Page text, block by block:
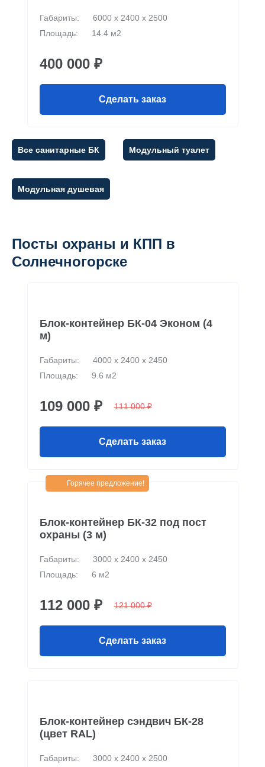
Габариты:
6000 х 2400 х 2500
Площадь:
14.4 м2
400 000 ₽
Сделать заказ
Все санитарные БК Модульный туалет
Модульная душевая
Посты охраны и КПП в
Солнечногорске
Блок-контейнер БК-04 Эконом (4
м)
Габариты:
4000 х 2400 х 2450
Площадь:
9.6 м2
109 000 ₽ 111 000 ₽
Сделать заказ
Горячее предложение!
Блок-контейнер БК-32 под пост
охраны (3 м)
Габариты:
3000 х 2400 х 2450
Площадь:
6 м2
112 000 ₽ 121 000 ₽
Сделать заказ
Блок-контейнер сэндвич БК-28
(цвет RAL)
Габариты: 3000 х 2400 х 2500